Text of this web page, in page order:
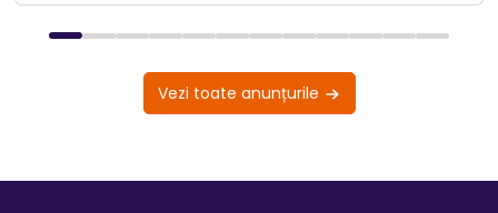
Vezi toate anunțurile